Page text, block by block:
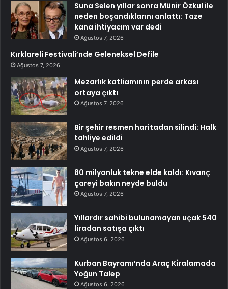
Suna Selen yıllar sonra Münir Özkul ile
neden boşandıklarını anlattı: Taze
kana ihtiyacım var dedi
Ağustos 7, 2026
Kırklareli Festivali’nde Geleneksel Defile
Ağustos 7, 2026
Mezarlık katliamının perde arkası
ortaya çıktı
Ağustos 7, 2026
Bir şehir resmen haritadan silindi: Halk
tahliye edildi
Ağustos 7, 2026
80 milyonluk tekne elde kaldı: Kıvanç
çareyi bakın neyde buldu
Ağustos 7, 2026
Yıllardır sahibi bulunamayan uçak 540
liradan satışa çıktı
Ağustos 6, 2026
Kurban Bayramı’nda Araç Kiralamada
Yoğun Talep
Ağustos 6, 2026